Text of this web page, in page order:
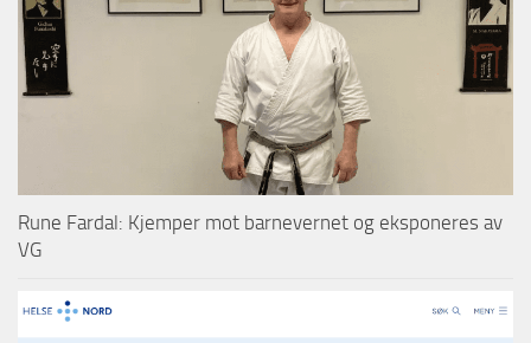
Rune Fardal: Kjemper mot barnevernet og eksponeres av
VG